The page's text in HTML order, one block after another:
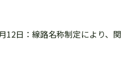
12日：線路名称制定により、関